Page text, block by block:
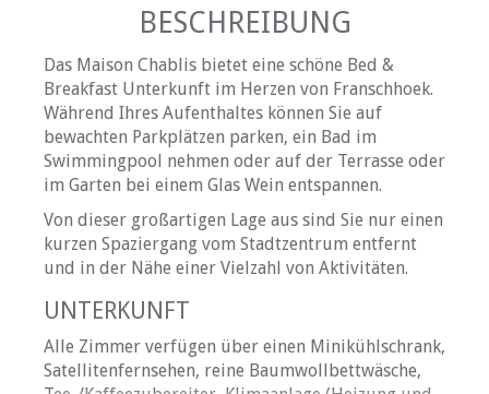
BESCHREIBUNG
Das Maison Chablis bietet eine schöne Bed &
Breakfast Unterkunft im Herzen von Franschhoek.
Während Ihres Aufenthaltes können Sie auf
bewachten Parkplätzen parken, ein Bad im
Swimmingpool nehmen oder auf der Terrasse oder
im Garten bei einem Glas Wein entspannen.
Von dieser großartigen Lage aus sind Sie nur einen
kurzen Spaziergang vom Stadtzentrum entfernt
und in der Nähe einer Vielzahl von Aktivitäten.
UNTERKUNFT
Alle Zimmer verfügen über einen Minikühlschrank,
Satellitenfernsehen, reine Baumwollbettwäsche,